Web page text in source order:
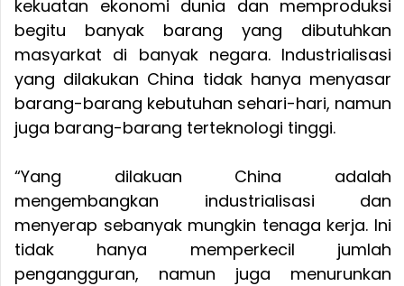
kekuatan ekonomi dunia dan memproduksi
begitu banyak barang yang dibutuhkan
masyarkat di banyak negara. Industrialisasi
yang dilakukan China tidak hanya menyasar
barang-barang kebutuhan sehari-hari, namun
juga barang-barang terteknologi tinggi.
“Yang dilakuan China adalah
mengembangkan industrialisasi dan
menyerap sebanyak mungkin tenaga kerja. Ini
tidak hanya memperkecil jumlah
pengangguran, namun juga menurunkan